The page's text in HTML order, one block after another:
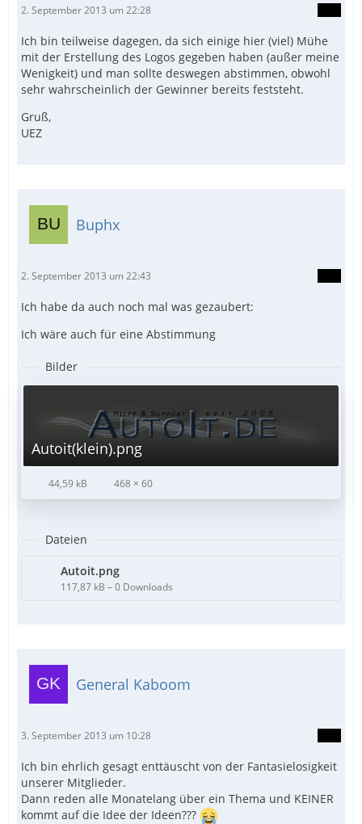
2. September 2013 um 22:28
Ich bin teilweise dagegen, da sich einige hier (viel) Mühe
mit der Erstellung des Logos gegeben haben (außer meine
Wenigkeit) und man sollte deswegen abstimmen, obwohl
sehr wahrscheinlich der Gewinner bereits feststeht.
Gruß,
UEZ
Buphx
2. September 2013 um 22:43
Ich habe da auch noch mal was gezaubert:
Ich wäre auch für eine Abstimmung
Bilder
Autoit(klein).png
44,59 kB 468 × 60
Dateien
Autoit.png
117,87 kB – 0 Downloads
General Kaboom
3. September 2013 um 10:28
Ich bin ehrlich gesagt enttäuscht von der Fantasielosigkeit
unserer Mitglieder.
Dann reden alle Monatelang über ein Thema und KEINER
kommt auf die Idee der Ideen???